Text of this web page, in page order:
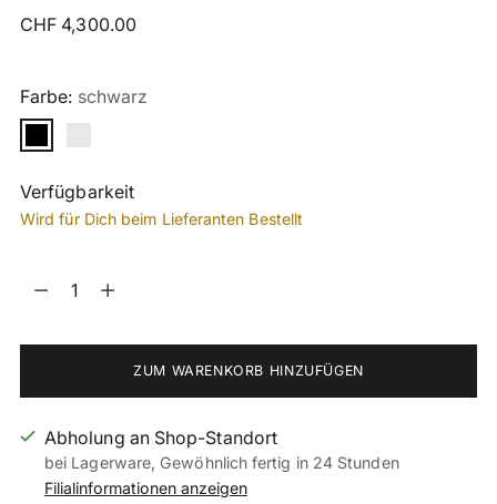
Regulärer
CHF 4,300.00
Farbe: schwarz
Verfügbarkeit
Wird für Dich beim Lieferanten Bestellt
Menge
ZUM WARENKORB HINZUFÜGEN
Abholung an Shop-Standort
bei Lagerware, Gewöhnlich fertig in 24 Stunden
Filialinformationen anzeigen